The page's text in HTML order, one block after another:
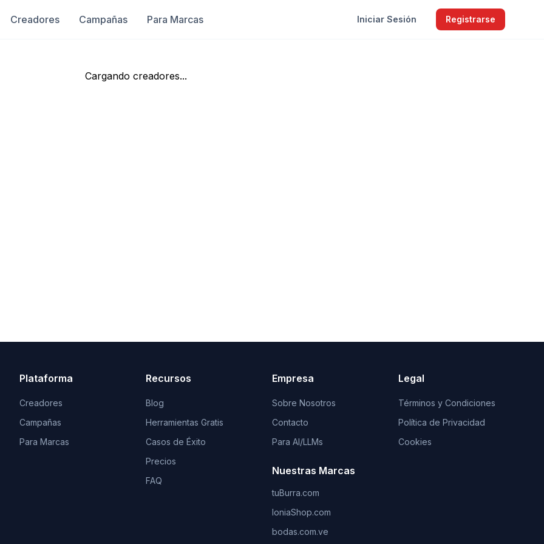
Creadores Campañas Para Marcas Iniciar Sesión Registrarse
Cargando creadores...
Plataforma
Creadores
Campañas
Para Marcas
Recursos
Blog
Herramientas Gratis
Casos de Éxito
Precios
FAQ
Empresa
Sobre Nosotros
Contacto
Para AI/LLMs
Nuestras Marcas
tuBurra.com
IoniaShop.com
bodas.com.ve
Legal
Términos y Condiciones
Política de Privacidad
Cookies